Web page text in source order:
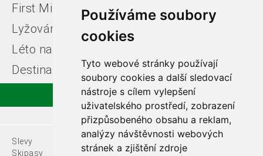
Používáme soubory
cookies
Tyto webové stránky používají
soubory cookies a další sledovací
nástroje s cílem vylepšení
uživatelského prostředí, zobrazení
přizpůsobeného obsahu a reklam,
analýzy návštěvnosti webových
stránek a zjištění zdroje
First Minute
Last minute
Lyžování v Itálii
Léto na horách
Destinace
Slevy
Skipasy